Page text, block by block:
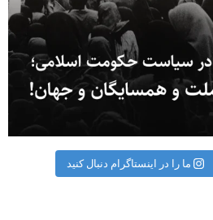
ما را در اینستاگرام دنبال کنید